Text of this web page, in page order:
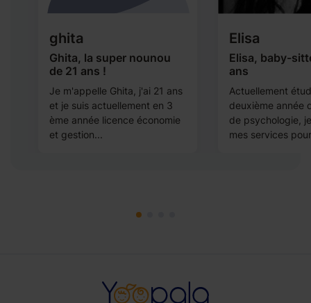
ghita
Ghita, la super nounou
de 21 ans !
Je m'appelle Ghita, j'ai 21 ans
et je suis actuellement en 3
ème année licence économie
et gestion...
Elisa
Elisa, baby-
ans
Actuellement
deuxième année
de psychologie,
mes services